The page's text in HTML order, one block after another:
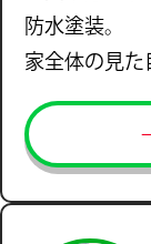
防水塗装。
家全体の見た